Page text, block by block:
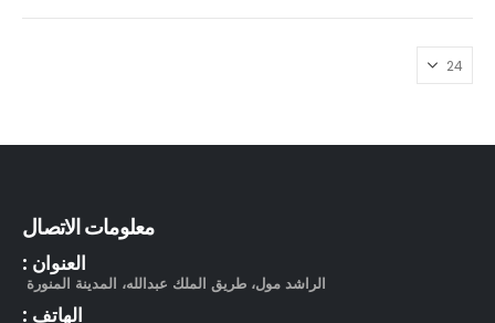
معلومات الاتصال
العنوان :
الراشد مول، طريق الملك عبدالله، المدينة المنورة
الهاتف :